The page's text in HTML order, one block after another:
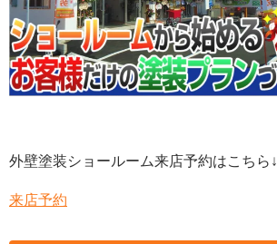
外壁塗装ショールーム来店予約はこちら↓
来店予約